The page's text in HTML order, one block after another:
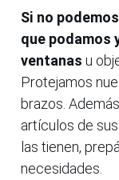
Si no
que podamos
ventanas u
Protejamos
brazos.
artículos de
las tienen,
necesidades.